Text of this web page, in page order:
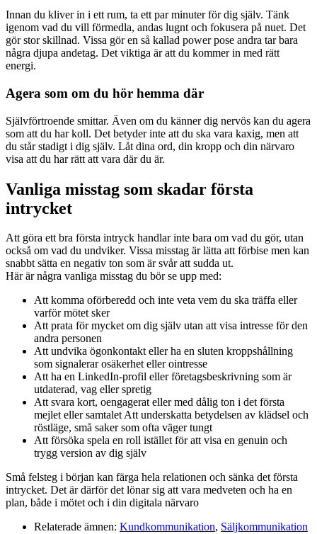
Innan du kliver in i ett rum, ta ett par minuter för dig själv. Tänk
igenom vad du vill förmedla, andas lugnt och fokusera på nuet. Det
gör stor skillnad. Vissa gör en så kallad power pose andra tar bara
några djupa andetag. Det viktiga är att du kommer in med rätt
energi.
Agera som om du hör hemma där
Självförtroende smittar. Även om du känner dig nervös kan du agera
som att du har koll. Det betyder inte att du ska vara kaxig, men att
du står stadigt i dig själv. Låt dina ord, din kropp och din närvaro
visa att du har rätt att vara där du är.
Vanliga misstag som skadar första
intrycket
Att göra ett bra första intryck handlar inte bara om vad du gör, utan
också om vad du undviker. Vissa misstag är lätta att förbise men kan
snabbt sätta en negativ ton som är svår att sudda ut.
Här är några vanliga misstag du bör se upp med:
Att komma oförberedd och inte veta vem du ska träffa eller
varför mötet sker
Att prata för mycket om dig själv utan att visa intresse för den
andra personen
Att undvika ögonkontakt eller ha en sluten kroppshållning
som signalerar osäkerhet eller ointresse
Att ha en LinkedIn-profil eller företagsbeskrivning som är
utdaterad, vag eller spretig
Att svara kort, oengagerat eller med dålig ton i det första
mejlet eller samtalet Att underskatta betydelsen av klädsel och
röstläge, små saker som ofta väger tungt
Att försöka spela en roll istället för att visa en genuin och
trygg version av dig själv
Små felsteg i början kan färga hela relationen och sänka det första
intrycket. Det är därför det lönar sig att vara medveten och ha en
plan, både i mötet och i din digitala närvaro
Relaterade ämnen: Kundkommunikation, Säljkommunikation